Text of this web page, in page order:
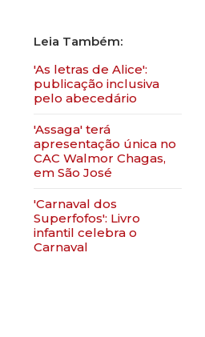
'As letras de Alice':
publicação inclusiva
pelo abecedário
'Assaga' terá
apresentação única no
CAC Walmor Chagas,
em São José
'Carnaval dos
Superfofos': Livro
infantil celebra o
Carnaval